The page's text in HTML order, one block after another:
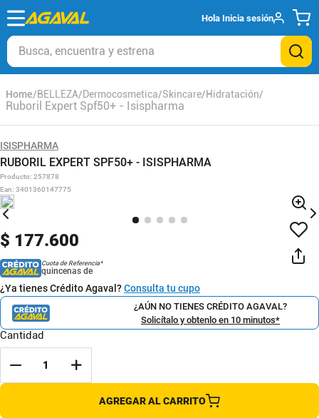
Hola Inicia sesión
Busca, encuentra y estrena
BELLEZA Dermocosmetica Skincare Hidratación
Ruboril Expert Spf50+ - Isispharma
ISISPHARMA
RUBORIL EXPERT SPF50+ - ISISPHARMA
Producto: 257878
Ean: 3401360147775
$ 177.600
Cuota de Referencia*
quincenas de
¿Ya tienes Crédito Agaval?Consulta tu cupo
¿AÚN NO TIENES CRÉDITO AGAVAL?
Solicítalo y obtenlo en 10 minutos*
Cantidad
AGREGAR AL CARRITO